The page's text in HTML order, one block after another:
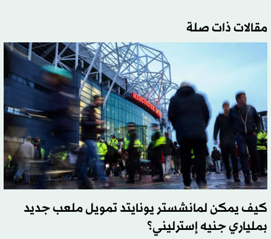
مقالات ذات صلة
كيف يمكن لمانشستر يونايتد تمويل ملعب جديد
بملياري جنيه إسترليني؟